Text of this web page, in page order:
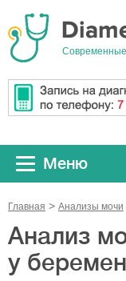
Меню
Главная Анализы мочи
Анализ
у